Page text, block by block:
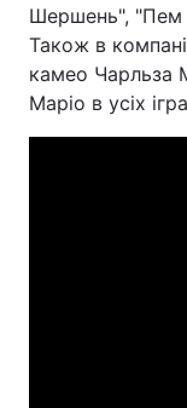
Екологія
Лонгріди
Шершень", "Пем
Також в
камео Чарльза
Маріо в усіх